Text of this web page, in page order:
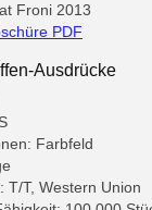
Froni 2013
PDF
Ausdrücke
Farbfeld
T/T, Western Union